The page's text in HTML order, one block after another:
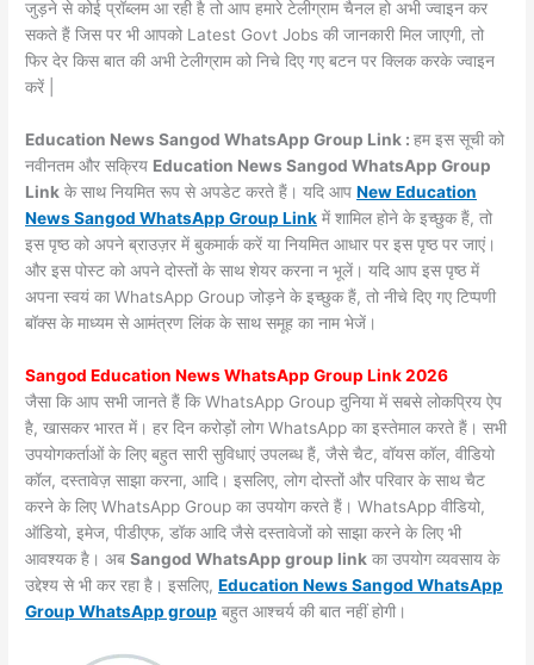
जुड़ने से कोई प्रॉब्लम आ रही है तो आप हमारे टेलीग्राम चैनल हो अभी ज्वाइन कर
सकते हैं जिस पर भी आपको Latest Govt Jobs की जानकारी मिल जाएगी, तो
फिर देर किस बात की अभी टेलीग्राम को निचे दिए गए बटन पर क्लिक करके ज्वाइन
करें |
Education News Sangod WhatsApp Group Link :हम इस सूची को
नवीनतम और सक्रिय Education News Sangod WhatsApp Group
Link के साथ नियमित रूप से अपडेट करते हैं। यदि आपNew Education
News Sangod WhatsApp Group Link में शामिल होने के इच्छुक हैं, तो
इस पृष्ठ को अपने ब्राउज़र में बुकमार्क करें या नियमित आधार पर इस पृष्ठ पर जाएं।
और इस पोस्ट को अपने दोस्तों के साथ शेयर करना न भूलें। यदि आप इस पृष्ठ में
अपना स्वयं का WhatsApp Group जोड़ने के इच्छुक हैं, तो नीचे दिए गए टिप्पणी
बॉक्स के माध्यम से आमंत्रण लिंक के साथ समूह का नाम भेजें।
Sangod Education News WhatsApp Group Link 2026
जैसा कि आप सभी जानते हैं कि WhatsApp Group दुनिया में सबसे लोकप्रिय ऐप
है, खासकर भारत में। हर दिन करोड़ों लोग WhatsApp का इस्तेमाल करते हैं। सभी
उपयोगकर्ताओं के लिए बहुत सारी सुविधाएं उपलब्ध हैं, जैसे चैट, वॉयस कॉल, वीडियो
कॉल, दस्तावेज़ साझा करना, आदि। इसलिए, लोग दोस्तों और परिवार के साथ चैट
करने के लिए WhatsApp Group का उपयोग करते हैं। WhatsApp वीडियो,
ऑडियो, इमेज, पीडीएफ, डॉक आदि जैसे दस्तावेजों को साझा करने के लिए भी
आवश्यक है। अबSangod WhatsApp group link का उपयोग व्यवसाय के
उद्देश्य से भी कर रहा है। इसलिए,Education News Sangod WhatsApp
Group WhatsApp group बहुत आश्चर्य की बात नहीं होगी।